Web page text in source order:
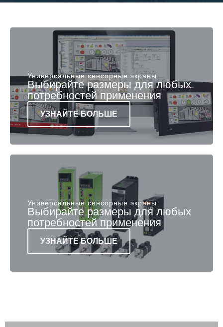
Универсальные сенсорные экраны
Выбирайте размеры для любых
потребностей применения
УЗНАЙТЕ БОЛЬШЕ
Универсальные сенсорные экраны
Выбирайте размеры для любых
потребностей применения
УЗНАЙТЕ БОЛЬШЕ